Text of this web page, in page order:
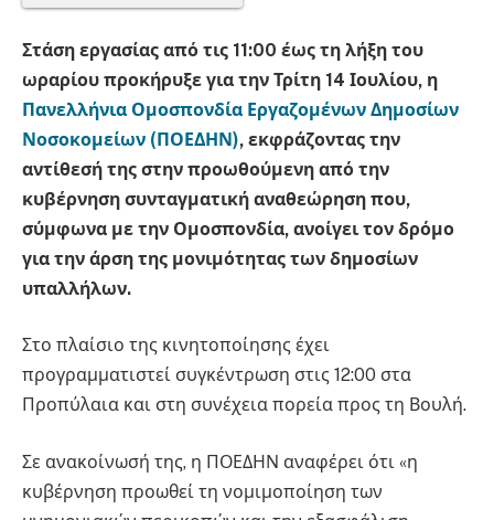
Στάση εργασίας από τις 11:00 έως τη λήξη του
ωραρίου προκήρυξε για την Τρίτη 14 Ιουλίου, η
Πανελλήνια Ομοσπονδία Εργαζομένων Δημοσίων
Νοσοκομείων (ΠΟΕΔΗΝ), εκφράζοντας την
αντίθεσή της στην προωθούμενη από την
κυβέρνηση συνταγματική αναθεώρηση που,
σύμφωνα με την Ομοσπονδία, ανοίγει τον δρόμο
για την άρση της μονιμότητας των δημοσίων
υπαλλήλων.
Στο πλαίσιο της κινητοποίησης έχει
προγραμματιστεί συγκέντρωση στις 12:00 στα
Προπύλαια και στη συνέχεια πορεία προς τη Βουλή.
Σε ανακοίνωσή της, η ΠΟΕΔΗΝ αναφέρει ότι «η
κυβέρνηση προωθεί τη νομιμοποίηση των